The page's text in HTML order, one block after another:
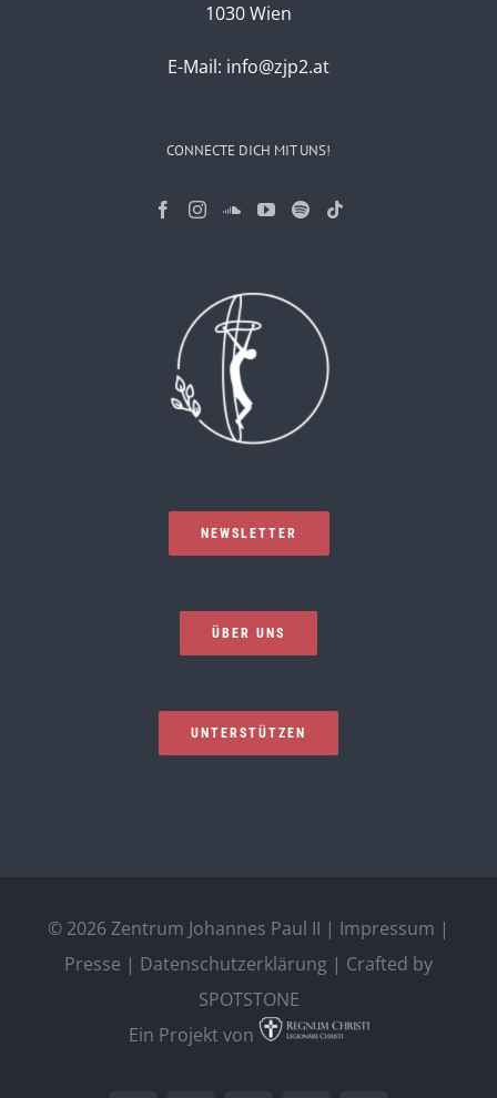
1030 Wien
E-Mail: info@zjp2.at
CONNECTE DICH MIT UNS!
NEWSLETTER
ÜBER UNS
UNTERSTÜTZEN
© 2026 Zentrum Johannes Paul II | Impressum |
Presse | Datenschutzerklärung | Crafted by
SPOTSTONE
Ein Projekt von